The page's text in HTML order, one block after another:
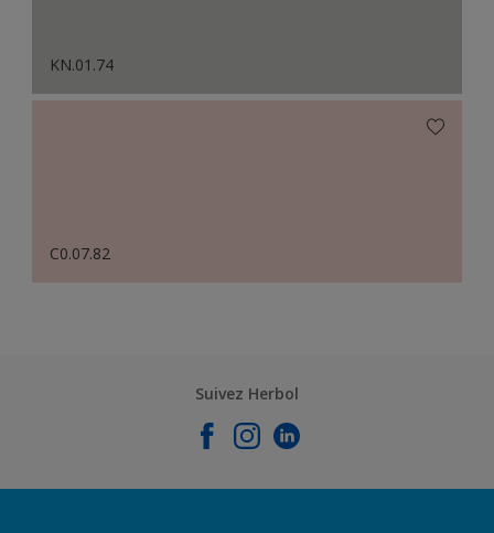
KN.01.74
C0.07.82
Suivez Herbol